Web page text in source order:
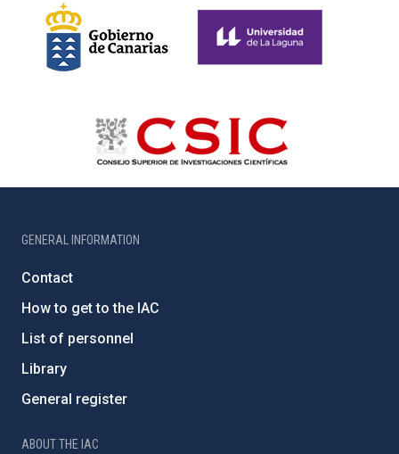
GENERAL INFORMATION
Contact
How to get to the IAC
List of personnel
Library
General register
ABOUT THE IAC